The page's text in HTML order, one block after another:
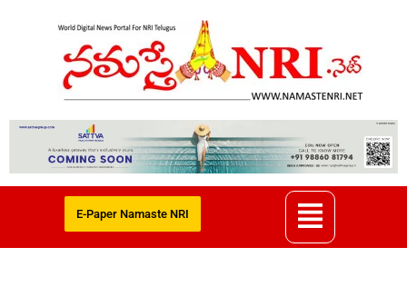
E-Paper Namaste NRI